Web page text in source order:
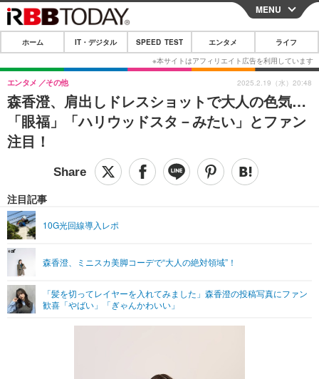
CLOSE
ホーム
IT・デジタル
IT・デジタルTOP スマートフォン
ショッピング その他
SPEED TEST
エンタメ
エンタメTOP 映画・ドラマ
音楽
ペット
リリース一覧
プッシュ通知の停止方法
MENU
ホーム IT・デジタル SPEED TEST エンタメ ライフ
森香澄、肩出しドレスショットで大人の色気…
「眼福」「ハリウッドスタ－みたい」とファン
注目！
エンタメ その他
注目記事
10G光回線導入レポ
森香澄、ミニスカ美脚コーデで“大人の絶対領域”！
「髪を切ってレイヤーを入れてみました」森香澄の投稿写真にファン
歓喜「やばい」「ぎゃんかわいい」
2025.2.19（水）20:48